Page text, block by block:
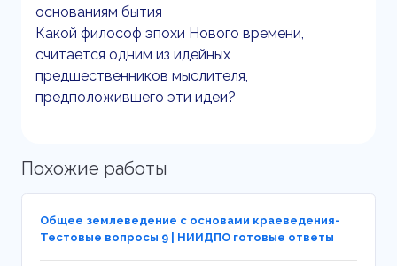
основаниям бытия
Какой философ эпохи Нового времени,
считается одним из идейных
предшественников мыслителя,
предположившего эти идеи?
Похожие работы
Общее землеведение с основами краеведения-
Тестовые вопросы 9 | НИИДПО готовые ответы